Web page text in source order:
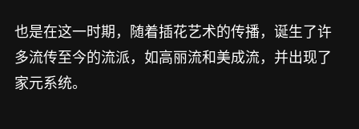
也是在这一时期，随着插花艺术的传播，诞生了许
多流传至今的流派，如高丽流和美成流，并出现了
家元系统。